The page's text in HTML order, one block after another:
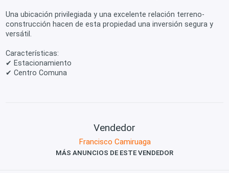
Una ubicación privilegiada y una excelente relación terreno-
construcción hacen de esta propiedad una inversión segura y
versátil.
Características:
✔ Estacionamiento
✔ Centro Comuna
Vendedor
Francisco Camiruaga
MÁS ANUNCIOS DE ESTE VENDEDOR